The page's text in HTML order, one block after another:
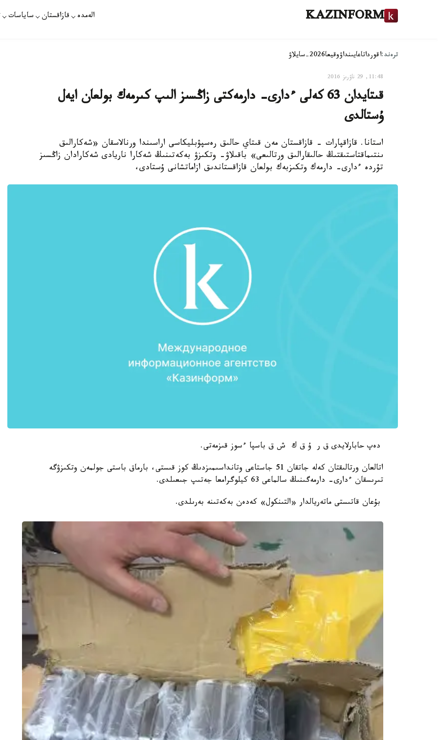
KAZINFORM الەمدە قازاقستان ساياسات
ترەند:اقورداتاعايىنداۋوقيعا2026-سايلاۋ
11:48, 29 ناۋرىز 2016
قىتايدان 63 كەلى ءدارى- دارمەكتى زاڭسىز الىپ كىرمەك بولعان ايەل
ۇستالدى
استانا. قازاقپارات - قازاقستان مەن قىتاي حالىق رەسپۋبليكاسى اراسىندا ورنالاسقان «شەكارالىق
ىنتىماقتاستىقتىڭ حالىقارالىق ورتالىعى» باقىلاۋ- وتكىزۋ بەكەتىنىڭ شەكارا ناريادى شەكارادان زاڭسىز
تۇردە ءدارى- دارمەك وتكىزبەك بولعان قازاقستاندىق ازاماتشانى ۇستادى،
دەپ حابارلايدى ق ر ۇ ق ك ش ق باسپا ءسوز قىزمەتى.
اتالعان ورتالىقتان كەلە جاتقان 51 جاستاعى وتانداسىمىزدىڭ كوز قىستى، بارماق باستى جولمەن وتكىزۋگە
تىرىسقان ءدارى- دارمەگىنىڭ سالماعى 63 كيلوگرامعا جەتىپ جىعىلدى.
بۇعان قاتىستى ماتەريالدار «التىنكول» كەدەن بەكەتىنە بەرىلدى.